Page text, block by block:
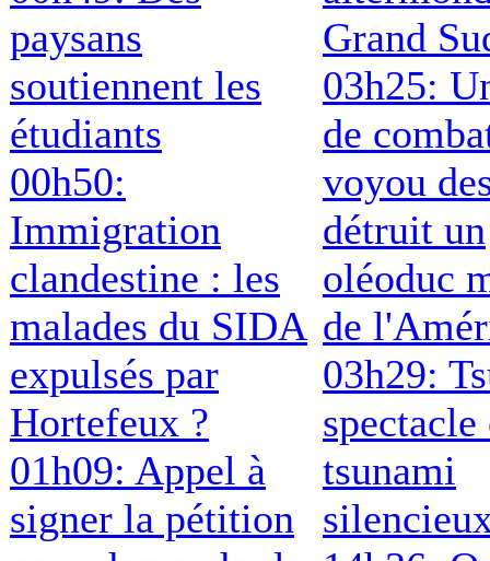
paysans
soutiennent les
étudiants
00h50:
Immigration
clandestine : les
malades du SIDA
expulsés par
Hortefeux ?
01h09: Appel à
signer la pétition
Grand
03h25:
de
voyou
détruit un
oléoduc
de
03h29:
spectacle
tsunami